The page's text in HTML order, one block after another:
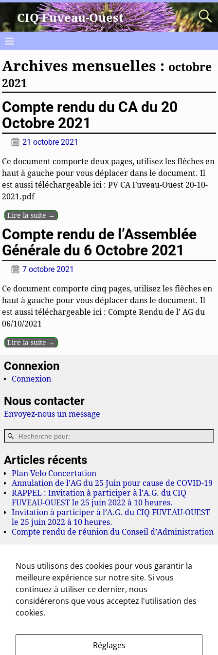
CIQ Fuveau-Ouest
Archives mensuelles : octobre
2021
Compte rendu du CA du 20
Octobre 2021
21 octobre 2021
Ce document comporte deux pages, utilisez les flèches en
haut à gauche pour vous déplacer dans le document. Il
est aussi téléchargeable ici : PV CA Fuveau-Ouest 20-10-
2021.pdf
Lire la suite →
Compte rendu de l’Assemblée
Générale du 6 Octobre 2021
7 octobre 2021
Ce document comporte cinq pages, utilisez les flèches en
haut à gauche pour vous déplacer dans le document. Il
est aussi téléchargeable ici : Compte Rendu de l’ AG du
06/10/2021
Lire la suite →
Connexion
Connexion
Nous contacter
Envoyez-nous un message
Articles récents
Plan Velo Concertation
Annulation de l’AG du 25 Juin pour cause de COVID-19
RAPPEL : Invitation à participer à l’A.G. du CIQ
FUVEAU-OUEST le 25 juin 2022 à 10 heures.
Invitation à participer à l’A.G. du CIQ FUVEAU-OUEST
le 25 juin 2022 à 10 heures.
Compte rendu de réunion du Conseil d’Administration
juillet 2022
juin 2022
mai 2022
mars 2022
novembre 2021
octobre 2021
juillet 2021
Nous utilisons des cookies pour vous garantir la
meilleure expérience sur notre site. Si vous
continuez à utiliser ce dernier, nous
considérerons que vous acceptez l'utilisation des
cookies.
Réglages